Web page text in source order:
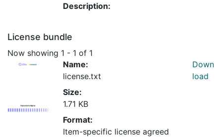
Description:
License bundle
Now showing 1 - 1 of 1
Name:
license.txt
Size:
1.71 KB
Format:
Item-specific license agreed
Down
load